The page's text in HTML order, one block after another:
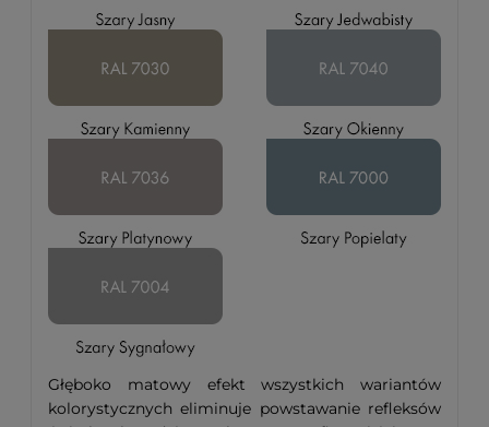
Głęboko matowy efekt wszystkich wariantów
kolorystycznych eliminuje powstawanie refleksów